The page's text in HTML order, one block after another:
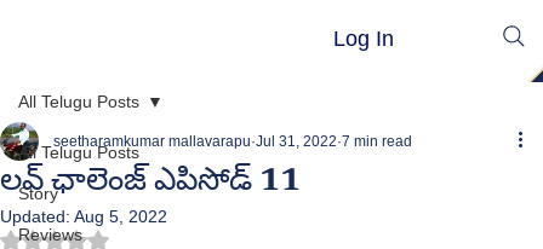
Log In
All Telugu Posts
Story
Reviews
All Telugu Posts
లవ్ ఛాలెంజ్ ఎపిసోడ్ 11
seetharamkumar mallavarapu Jul 31, 2022 7 min read
Updated: Aug 5, 2022
Rated NaN out of 5 stars.